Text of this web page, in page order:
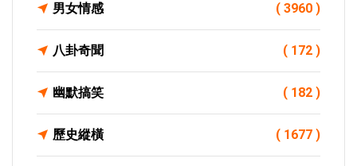
男女情感 ( 3960 )
八卦奇聞 ( 172 )
幽默搞笑 ( 182 )
歷史縱橫 ( 1677 )